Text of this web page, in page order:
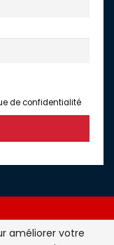
de confidentialité
améliorer votre